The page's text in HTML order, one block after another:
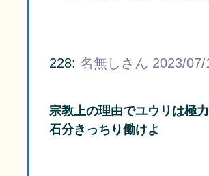
228: 名無しさん 2023/
宗教上の理由でユウリは極
石分きっちり働けよ